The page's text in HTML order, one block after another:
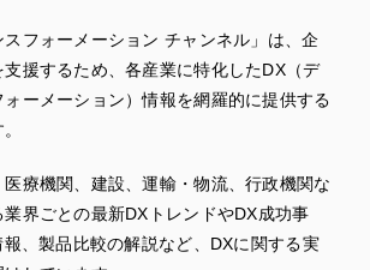
スフォーメーション チャンネル」は、企
援するため、各産業に特化したDX（デ
ーメーション）情報を網羅的に提供する
療機関、建設、運輸・物流、行政機関な
業界ごとの最新DXトレンドやDX成功事
、製品比較の解説など、DXに関する実